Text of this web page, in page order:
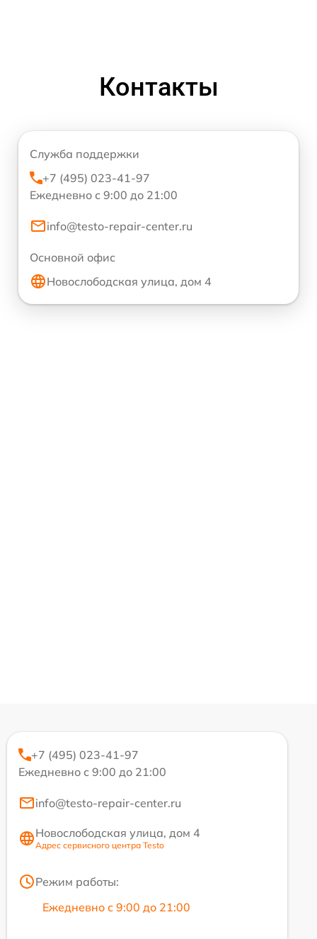
Контакты
Служба поддержки
+7 (495) 023-41-97
Ежедневно с 9:00 до 21:00
info@testo-repair-center.ru
Основной офис
Новослободская улица, дом 4
+7 (495) 023-41-97
Ежедневно с 9:00 до 21:00
info@testo-repair-center.ru
Новослободская улица, дом 4
Адрес сервисного центра Testo
Режим работы:
Ежедневно с 9:00 до 21:00